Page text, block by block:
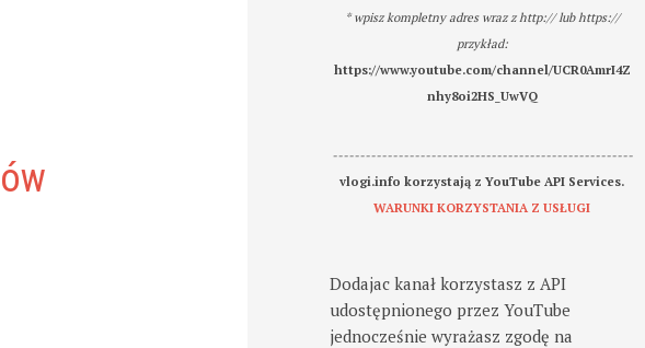
* wpisz kompletny adres wraz z http:// lub https://
przykład:
https://www.youtube.com/channel/UCR0AmrI4Z
nhy8oi2HS_UwVQ
-------------------------------------------------------
vlogi.info korzystają z YouTube API Services.
WARUNKI KORZYSTANIA Z USŁUGI
Dodajac kanał korzystasz z API
udostępnionego przez YouTube
jednocześnie wyrażasz zgodę na